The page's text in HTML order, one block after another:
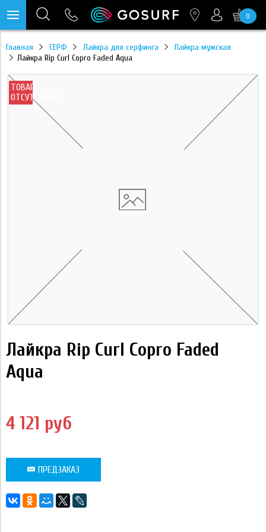
0
Главная СЕРФ Лайкра для серфинга
Лайкра мужская
Лайкра Rip Curl Copro Faded Aqua
ТОВАР
ОТСУТСТВУЕТ
Лайкра Rip Curl Copro Faded
Aqua
4 121 руб
ПРЕДЗАКАЗ
https://mc.yandex.ru/pixel/28467905289433451?rnd=%aw_random%